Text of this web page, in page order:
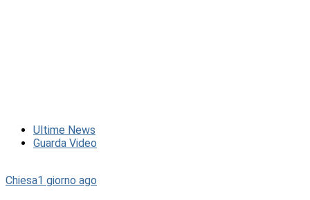
Ultime News
Guarda Video
Chiesa1 giorno ago